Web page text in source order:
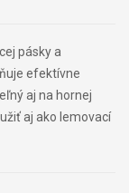
pásky a
efektívne
aj na hornej
aj ako lemovací